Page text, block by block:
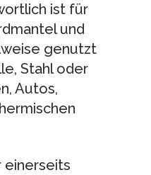
ist für
und
genutzt
Stahl oder
Autos,
einerseits